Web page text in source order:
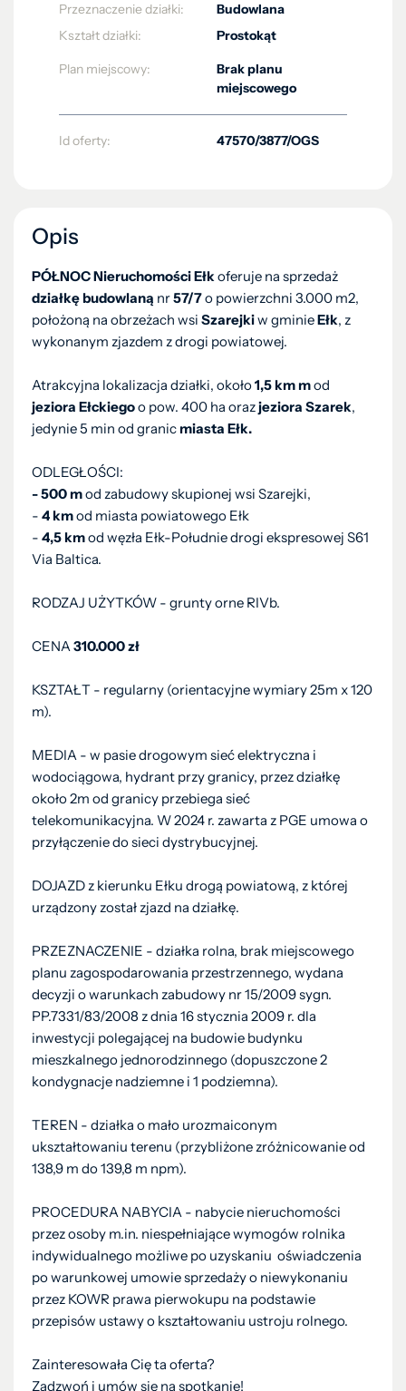
Przeznaczenie działki:
Budowlana
Kształt działki:
Prostokąt
Plan miejscowy:
Brak planu
miejscowego
Id oferty: 47570/3877/OGS
Opis
PÓŁNOC Nieruchomości Ełkoferuje na sprzedaż
działkę budowlaną nr57/7o powierzchni 3.000 m2,
położoną na obrzeżach wsi Szarejkiw gminieEłk, z
wykonanym zjazdem z drogi powiatowej.
Atrakcyjna lokalizacja działki, około1,5 km mod
jeziora Ełckiegoo pow. 400 ha orazjeziora Szarek,
jedynie 5 min od granicmiasta Ełk.
ODLEGŁOŚCI:
- 500 mod zabudowy skupionej wsi Szarejki,
- 4 kmod miasta powiatowego Ełk
- 4,5 kmod węzła Ełk-Południe drogi ekspresowej S61
Via Baltica.
RODZAJ UŻYTKÓW - grunty orne RIVb.
CENA310.000 zł
KSZTAŁT - regularny (orientacyjne wymiary 25m x 120
m).
MEDIA - w pasie drogowym sieć elektryczna i
wodociągowa, hydrant przy granicy, przez działkę
około 2m od granicy przebiega sieć
telekomunikacyjna. W 2024 r. zawarta z PGE umowa o
przyłączenie do sieci dystrybucyjnej.
DOJAZD z kierunku Ełku drogą powiatową, z której
urządzony został zjazd na działkę.
PRZEZNACZENIE - działka rolna, brak miejscowego
planu zagospodarowania przestrzennego, wydana
decyzji o warunkach zabudowy nr 15/2009 sygn.
PP.7331/83/2008 z dnia 16 stycznia 2009 r. dla
inwestycji polegającej na budowie budynku
mieszkalnego jednorodzinnego (dopuszczone 2
kondygnacje nadziemne i 1 podziemna).
TEREN - działka o mało urozmaiconym
ukształtowaniu terenu (przybliżone zróżnicowanie od
138,9 m do 139,8 m npm).
PROCEDURA NABYCIA - nabycie nieruchomości
przez osoby m.in. niespełniające wymogów rolnika
indywidualnego możliwe po uzyskaniu oświadczenia
po warunkowej umowie sprzedaży o niewykonaniu
przez KOWR prawa pierwokupu na podstawie
przepisów ustawy o kształtowaniu ustroju rolnego.
Zainteresowała Cię ta oferta?
Zadzwoń i umów się na spotkanie!